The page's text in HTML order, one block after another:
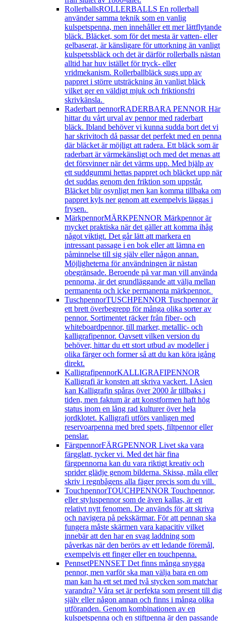
RollerballsROLLERBALLS En rollerball
använder samma teknik som en vanlig
kulspetspenna, men innehåller ett mer lättflytande
bläck. Bläcket, som för det mesta är vatten- eller
gelbaserat, är känsligare för uttorkning än vanligt
kulspetssbläck och det är därför rollerballs nästan
alltid har huv istället för tryck- eller
vridmekanism. Rollerballbläck sugs upp av
pappret i större utsträckning än vanligt bläck
vilket ger en väldigt mjuk och friktionsfri
skrivkänsla.
Raderbart pennorRADERBARA PENNOR Här
hittar du vårt urval av pennor med raderbart
bläck. Ibland behöver vi kunna sudda bort det vi
har skrivitoch då passar det perfekt med en penna
där bläcket är möjligt att radera. Ett bläck som är
raderbart är värmekänsligt och med det menas att
det försvinner när det värms upp. Med hjälp av
ett suddgummi hettas pappret och bläcket upp när
det suddas genom den friktion som uppstår.
Bläcket blir osynligt men kan komma tillbaka om
pappret kyls ner genom att exempelvis läggas i
frysen.
MärkpennorMÄRKPENNOR Märkpennor är
mycket praktiska när det gäller att komma ihåg
något viktigt. Det går lätt att markera en
intressant passage i en bok eller att lämna en
påminnelse till sig själv eller någon annan.
Möjligheterna för användningen är nästan
obegränsade. Beroende på var man vill använda
pennorna, är det grundläggande att välja mellan
permanenta och icke permanenta märkpennor.
TuschpennorTUSCHPENNOR Tuschpennor är
ett brett överbegrepp för många olika sorter av
pennor. Sortimentet räcker från fiber- och
whiteboardpennor, till marker, metallic- och
kalligrafipennor. Oavsett vilken version du
behöver, hittar du ett stort utbud av modeller i
olika färger och former så att du kan köra igång
direkt.
KalligrafipennorKALLIGRAFIPENNOR
Kalligrafi är konsten att skriva vackert. I Asien
kan Kalligrafin spåras över 2000 år tillbaks i
tiden, men faktum är att konstformen haft hög
status inom en lång rad kulturer över hela
jordklotet. Kalligrafi utförs vanligen med
reservoarpenna med bred spets, filtpennor eller
penslar.
FärgpennorFÄRGPENNOR Livet ska vara
färgglatt, tycker vi. Med det här fina
färgpennorna kan du vara riktigt kreativ och
sprider glädje genom bilderna. Skissa, måla eller
skriv i regnbågens alla fäger precis som du vill.
TouchpennorTOUCHPENNOR Touchpennor,
eller styluspennor som de även kallas, är ett
relativt nytt fenomen. De används för att skriva
och navigera på pekskärmar. För att pennan ska
fungera måste skärmen vara kapacitiv vilket
innebär att den har en svag laddning som
påverkas när den berörs av ett ledande föremål,
exempelvis ett finger eller en touchpenna.
PennsetPENNSET Det finns många snygga
pennor, men varför ska man välja bara en om
man kan ha ett set med två stycken som matchar
varandra? Våra set är perfekta som present till dig
själv eller någon annan och finns i många olika
utföranden. Genom kombinationen av en
kulspetspenna och en stiftpenna är den passande